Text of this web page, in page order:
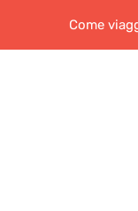
Come